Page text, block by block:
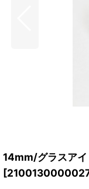
14mm/グラスア
[